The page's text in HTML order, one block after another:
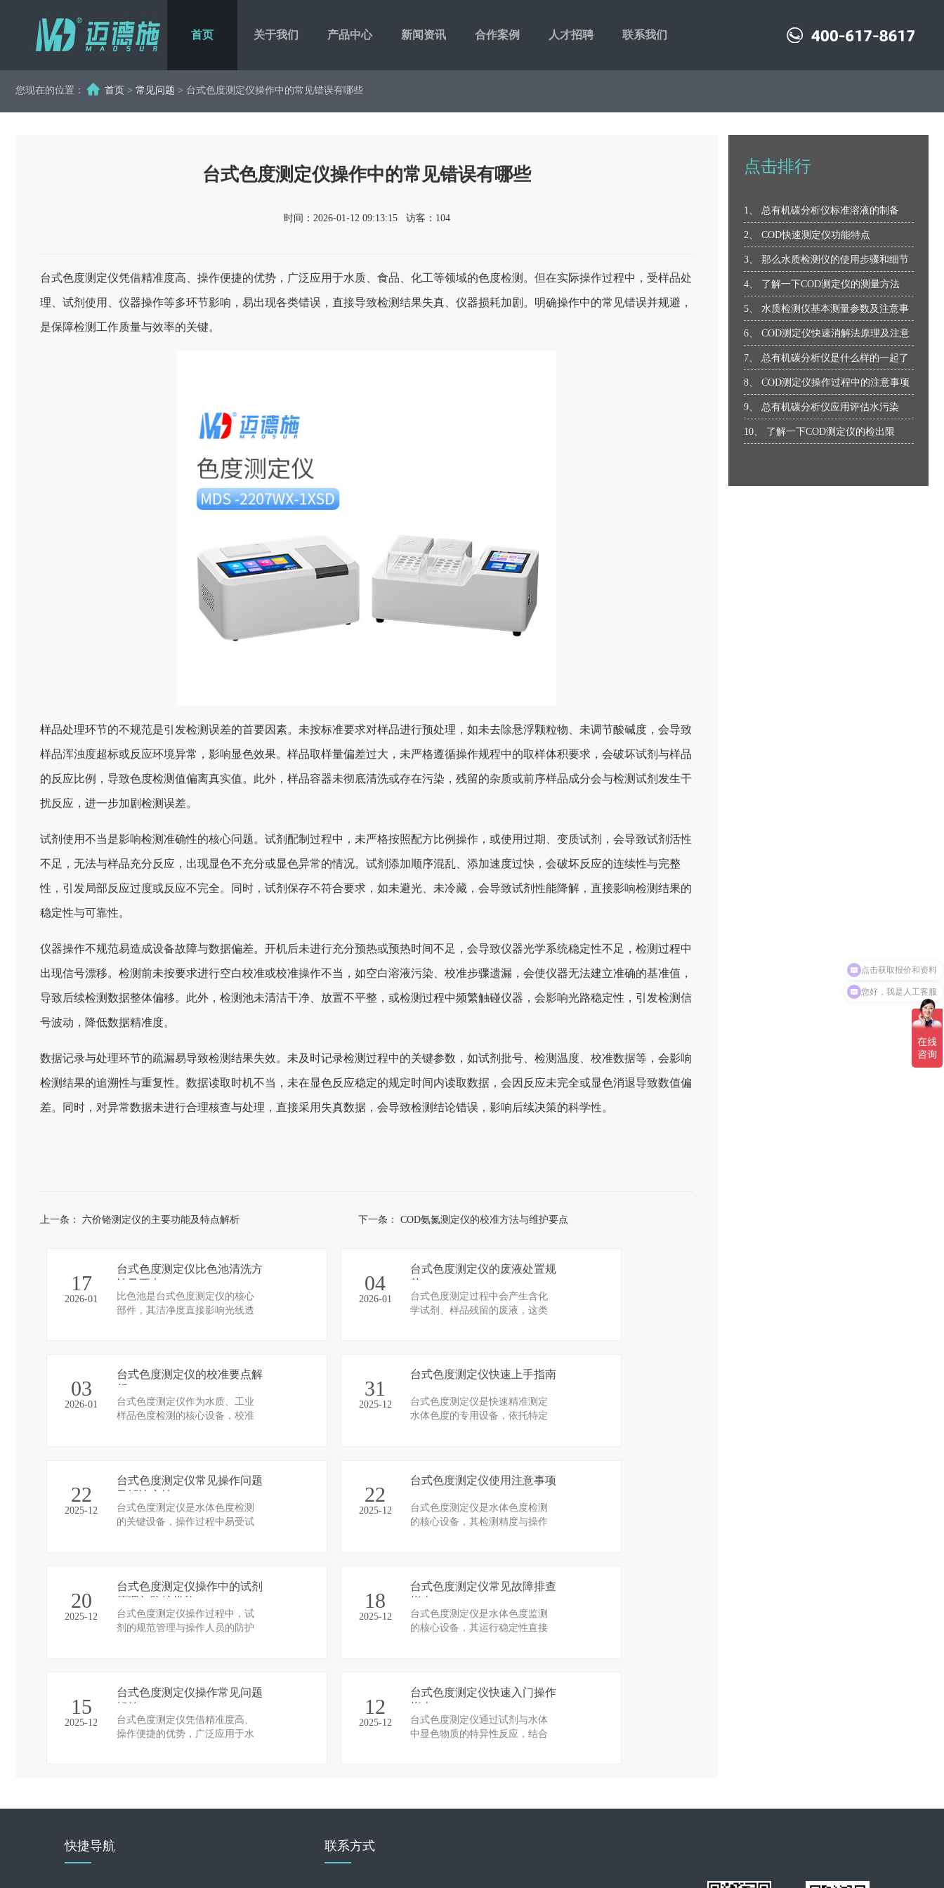
首页 关于我们 产品中心 新闻资讯 合作案例 人才招聘 联系我们
您现在的位置： 首页 > 常见问题 > 台式色度测定仪操作中的常见错误有哪些
台式色度测定仪操作中的常见错误有哪些
时间：2026-01-12 09:13:15 访客：104
台式色度测定仪凭借精准度高、操作便捷的优势，广泛应用于水质、食品、化工等领域的色度检测。但在实际操作过程中，受样品处
理、试剂使用、仪器操作等多环节影响，易出现各类错误，直接导致检测结果失真、仪器损耗加剧。明确操作中的常见错误并规避，
是保障检测工作质量与效率的关键。
样品处理环节的不规范是引发检测误差的首要因素。未按标准要求对样品进行预处理，如未去除悬浮颗粒物、未调节酸碱度，会导致
样品浑浊度超标或反应环境异常，影响显色效果。样品取样量偏差过大，未严格遵循操作规程中的取样体积要求，会破坏试剂与样品
的反应比例，导致色度检测值偏离真实值。此外，样品容器未彻底清洗或存在污染，残留的杂质或前序样品成分会与检测试剂发生干
扰反应，进一步加剧检测误差。
试剂使用不当是影响检测准确性的核心问题。试剂配制过程中，未严格按照配方比例操作，或使用过期、变质试剂，会导致试剂活性
不足，无法与样品充分反应，出现显色不充分或显色异常的情况。试剂添加顺序混乱、添加速度过快，会破坏反应的连续性与完整
性，引发局部反应过度或反应不完全。同时，试剂保存不符合要求，如未避光、未冷藏，会导致试剂性能降解，直接影响检测结果的
稳定性与可靠性。
仪器操作不规范易造成设备故障与数据偏差。开机后未进行充分预热或预热时间不足，会导致仪器光学系统稳定性不足，检测过程中
出现信号漂移。检测前未按要求进行空白校准或校准操作不当，如空白溶液污染、校准步骤遗漏，会使仪器无法建立准确的基准值，
导致后续检测数据整体偏移。此外，检测池未清洁干净、放置不平整，或检测过程中频繁触碰仪器，会影响光路稳定性，引发检测信
号波动，降低数据精准度。
数据记录与处理环节的疏漏易导致检测结果失效。未及时记录检测过程中的关键参数，如试剂批号、检测温度、校准数据等，会影响
检测结果的追溯性与重复性。数据读取时机不当，未在显色反应稳定的规定时间内读取数据，会因反应未完全或显色消退导致数值偏
差。同时，对异常数据未进行合理核查与处理，直接采用失真数据，会导致检测结论错误，影响后续决策的科学性。
上一条： 六价铬测定仪的主要功能及特点解析 下一条： COD氨氮测定仪的校准方法与维护要点
17
2026-01
台式色度测定仪比色池清洗方
法及要点
比色池是台式色度测定仪的核心
部件，其洁净度直接影响光线透
准确性的关键，需遵循“按需选
剂、轻柔操作、彻底干燥、避免
损伤”原则，结合污染程度针对性
处理，具体要点如下。
04
2026-01
台式色度测定仪的废液处置规
范
台式色度测定过程中会产生含化
学试剂、样品残留的废液，这类
规范，实施分类收集、科学处
理、安全转运的全流程管控，是
保障实验室环境安全、践行环保
要求的关键环节，也是色度测定
工作规范化开展的重要组成部
03
2026-01
台式色度测定仪的校准要点解
析
台式色度测定仪作为水质、工业
样品色度检测的核心设备，校准
体系适配性、数据响应稳定性等
核心维度，建立标准化校准流
程，通过精准管控关键环节，消
除系统误差，保障检测数据的可
靠有效。
31
2025-12
台式色度测定仪快速上手指南
台式色度测定仪是快速精准测定
水体色度的专用设备，依托特定
上手核心需求，梳理关键操作流
程与核心要点，帮助使用者在短
时间内掌握规范操作方法，保障
检测工作高效开展。
22
2025-12
台式色度测定仪常见操作问题
及解决方法
台式色度测定仪是水体色度检测
的关键设备，操作过程中易受试
常见操作问题，快速采取针对性
解决方法，是保障检测工作高效
推进、数据精准可靠的核心。以
下梳理设备常见操作问题及对应
解决策略，为实操提供技术指
22
2025-12
台式色度测定仪使用注意事项
台式色度测定仪是水体色度检测
的核心设备，其检测精度与操作
注意事项，规避操作不当、环境
干扰、试剂失效等因素引发的检
测偏差或设备故障，确保检测工
作科学高效推进。
20
2025-12
台式色度测定仪操作中的试剂
管理与防护措施
台式色度测定仪操作过程中，试
剂的规范管理与操作人员的防护
所用试剂多具有腐蚀性、刺激性
全风险。因此，需建立全流程试
剂管理体系，配套完善的防护措
18
2025-12
台式色度测定仪常见故障排查
指南
台式色度测定仪是水体色度监测
的核心设备，其运行稳定性直接
学的故障排查流程，快速定位并
行、提升监测工作效能的关键。
以下为该仪器常见故障的排查思
15
2025-12
台式色度测定仪操作常见问题
解答
台式色度测定仪凭借精准度高、
操作便捷的优势，广泛应用于水
12
2025-12
台式色度测定仪快速入门操作
指南
台式色度测定仪通过试剂与水体
中显色物质的特异性反应，结合
点击排行
1、 总有机碳分析仪标准溶液的制备
2、 COD快速测定仪功能特点
3、 那么水质检测仪的使用步骤和细节
分析
4、 了解一下COD测定仪的测量方法
5、 水质检测仪基本测量参数及注意事
项
6、 COD测定仪快速消解法原理及注意
事项
7、 总有机碳分析仪是什么样的一起了
解一下
8、 COD测定仪操作过程中的注意事项
9、 总有机碳分析仪应用评估水污染
10、 了解一下COD测定仪的检出限
快捷导航 联系方式